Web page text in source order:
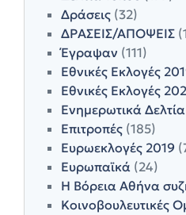
Δράσεις (32)
ΔΡΑΣΕΙΣ/ΑΠΟΨΕΙΣ
Έγραψαν (111)
Εθνικές Εκλογές
Εθνικές Εκλογές
Ενημερωτικά Δελτία
Επιτροπές (185)
Ευρωεκλογές 2019
Ευρωπαϊκά (24)
Η Βόρεια Αθήνα
Κοινοβουλευτικές